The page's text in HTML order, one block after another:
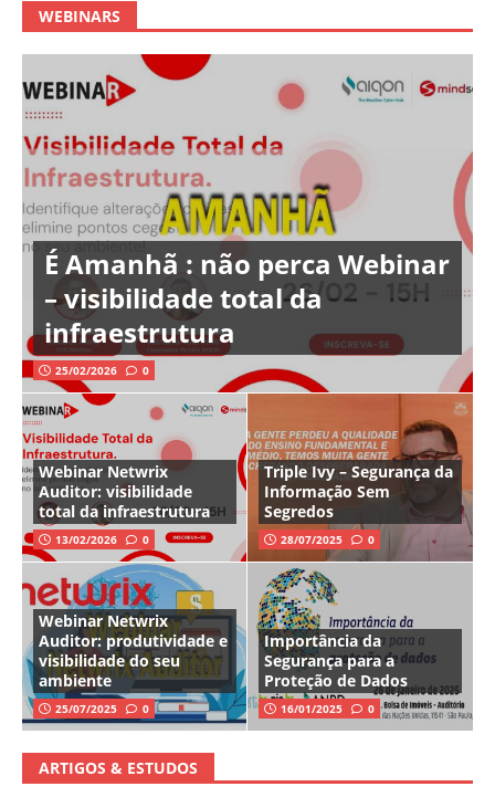
WEBINARS
É Amanhã : não perca Webinar
– visibilidade total da
infraestrutura
25/02/2026 0
Webinar Netwrix
Auditor: visibilidade
total da infraestrutura
13/02/2026 0
Triple Ivy – Segurança da
Informação Sem
Segredos
28/07/2025 0
Webinar Netwrix
Auditor: produtividade e
visibilidade do seu
ambiente
25/07/2025 0
Importância da
Segurança para a
Proteção de Dados
16/01/2025 0
ARTIGOS & ESTUDOS